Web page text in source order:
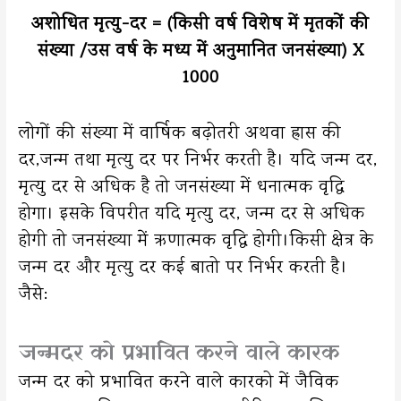
अशोधित मृत्यु-दर = (किसी वर्ष विशेष में मृतकों की
संख्या /उस वर्ष के मध्य में अनुमानित जनसंख्या) X
1000
लोगों की संख्या में वार्षिक बढ़ोतरी अथवा ह्रास की
दर,जन्म तथा मृत्यु दर पर निर्भर करती है। यदि जन्म दर,
मृत्यु दर से अधिक है तो जनसंख्या में धनात्मक वृद्धि
होगा। इसके विपरीत यदि मृत्यु दर, जन्म दर से अधिक
होगी तो जनसंख्या में ऋणात्मक वृद्धि होगी।किसी क्षेत्र के
जन्म दर और मृत्यु दर कई बातो पर निर्भर करती है।
जैसे:
जन्मदर को प्रभावित करने वाले कारक
जन्म दर को प्रभावित करने वाले कारको में जैविक